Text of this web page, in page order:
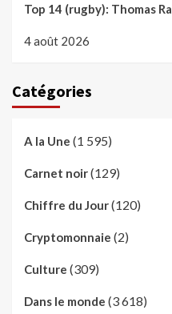
Top 14 (rugby): Thomas
4 août 2026
Catégories
A la Une (1 595)
Carnet noir(129)
Chiffre du Jour(120)
Cryptomonnaie (2)
Culture (309)
Dans le monde (3 618)